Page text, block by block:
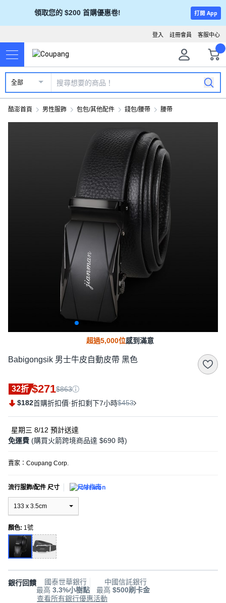
領取您的 $200 首購優惠卷! 打開 App
客服中心
註冊會員
登入
全部
酷澎首頁 男性服飾 包包/其他配件 錢包/腰帶 腰帶
超過5,000位感到滿意
Babigongsik 男士牛皮自動皮帶 黑色
32折 $271$863
$182首購折扣價·折扣剩下7小時$453
星期三 8/12 預計送達
免運費 (購買火箭跨境商品達 $690 時)
賣家： Coupang Corp.
流行服飾/配件 尺寸 尺寸指南
133 x 3.5cm
顏色: 1號
銀行回饋
國泰世華銀行
最高 3.3%小樹點
中國信託銀行
最高 $500刷卡金
查看所有銀行優惠活動